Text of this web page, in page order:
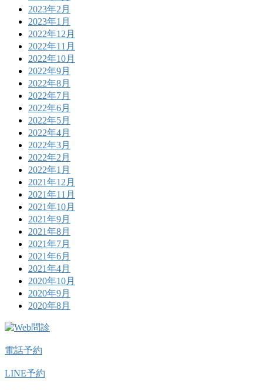
2023年2月
2023年1月
2022年12月
2022年11月
2022年10月
2022年9月
2022年8月
2022年7月
2022年6月
2022年5月
2022年4月
2022年3月
2022年2月
2022年1月
2021年12月
2021年11月
2021年10月
2021年9月
2021年8月
2021年7月
2021年6月
2021年4月
2020年10月
2020年9月
2020年8月
電話予約
LINE予約